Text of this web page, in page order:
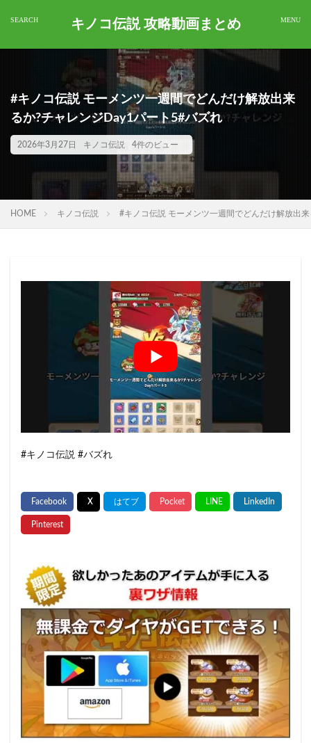
キノコ伝説 攻略動画まとめ
#キノコ伝説 モーメンツ一週間でどんだけ解放出来
るか?チャレンジDay1パート5#バズれ
2026年3月27日 キノコ伝説 4件のビュー
HOME キノコ伝説 #キノコ伝説 モーメンツ一週間でどんだけ解放出
#キノコ伝説 #バズれ